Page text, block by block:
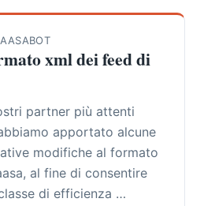
xml dei feed di
partner più attenti
apportato alcune
modifiche al formato
al fine di consentire
di efficienza …